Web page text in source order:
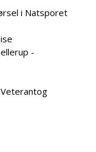
i Natsporet
-